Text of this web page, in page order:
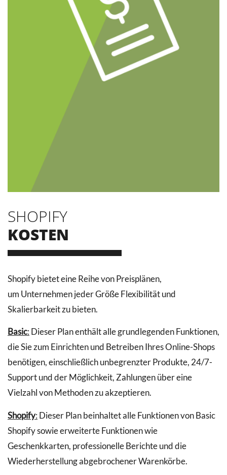
SHOPIFY
KOSTEN
Shopify bietet eine Reihe von Preisplänen,
um Unternehmen jeder Größe Flexibilität und
Skalierbarkeit zu bieten.
Basic: Dieser Plan enthält alle grundlegenden Funktionen,
die Sie zum Einrichten und Betreiben Ihres Online-Shops
benötigen, einschließlich unbegrenzter Produkte, 24/7-
Support und der Möglichkeit, Zahlungen über eine
Vielzahl von Methoden zu akzeptieren.
Shopify: Dieser Plan beinhaltet alle Funktionen von Basic
Shopify sowie erweiterte Funktionen wie
Geschenkkarten, professionelle Berichte und die
Wiederherstellung abgebrochener Warenkörbe.